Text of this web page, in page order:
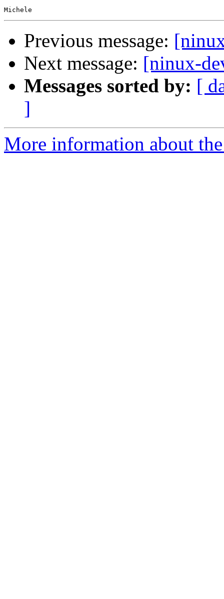
Previous message:
Next message: [ninux-
Messages sorted by: [
]
More information about